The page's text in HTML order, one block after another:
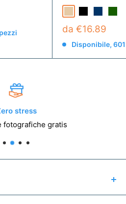
da €16.89
Disponibile,
stress
fotografiche gratis